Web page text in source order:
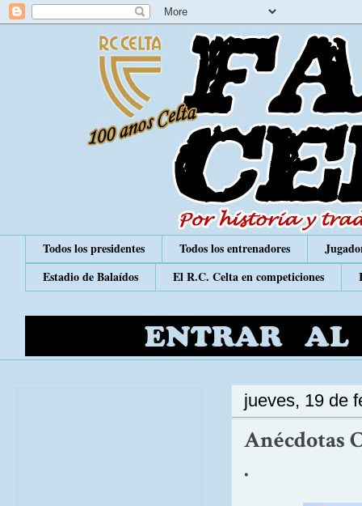
Todos los presidentes Todos los entrenadores
Estadio de Balaídos
El R.C. Celta en competiciones
jueves, 19 de
Anécdotas
.